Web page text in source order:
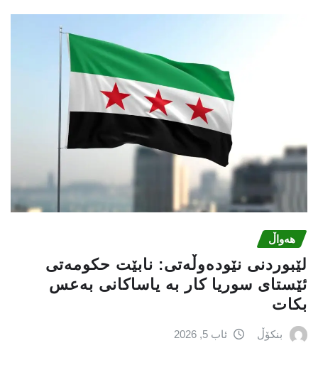
هەواڵ
لێبوردنی نێودەوڵەتی: نابێت حكومەتی
ئێستای سوریا كار بە یاساكانی بەعس
بكات
بنکۆڵ ئاب 5, 2026